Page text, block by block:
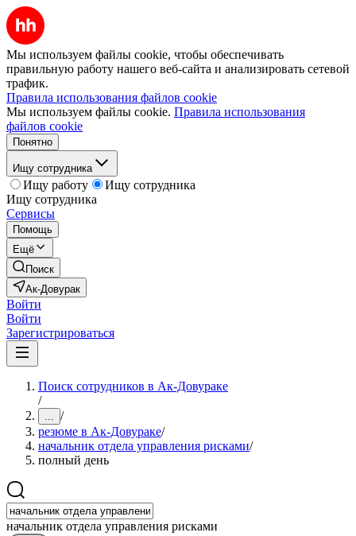
Мы используем файлы cookie, чтобы обеспечивать
правильную работу нашего веб-сайта и анализировать сетевой
трафик.
Правила использования файлов cookie
Мы используем файлы cookie. Правила использования
файлов cookie
Понятно
Ищу сотрудника
Ищу работу
Ищу сотрудника
Ищу сотрудника
Сервисы
Помощь
Ещё
Поиск
Ак-Довурак
Войти
Войти
Зарегистрироваться
Поиск сотрудников в Ак-Довураке
/
... /
резюме в Ак-Довураке/
начальник отдела управления рисками/
полный день
начальник отдела управления рисками